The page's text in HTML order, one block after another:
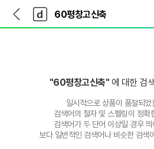
다
나
와
가
다
와
"60평창고신축" 에 대한 검
일시적으로 상품이 품절되
검색어의 철자 및 스펠링이 정확
검색어가 두 단어 이상일 경우
보다 일반적인 검색어나 비슷한 검색